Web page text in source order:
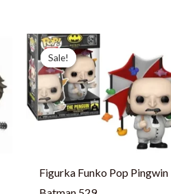
Sale!
Sale!
Figurka Funko Pop Pingwin
Pierwotna
cena
wynosiła:
244,13 zł.
cena
wynosi:
187,79 zł.